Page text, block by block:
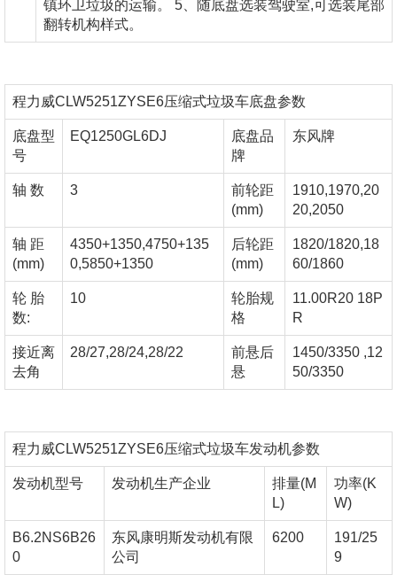
镇环卫垃圾的运输。 5、随底盘选装驾驶室,可选装尾部
翻转机构样式。
程力威CLW5251ZYSE6压缩式垃圾车底盘参数
底盘型
号
EQ1250GL6DJ
底盘品
牌
东风牌
轴 数 3
前轮距
(mm)
1910,1970,20
20,2050
轴 距
(mm)
4350+1350,4750+135
0,5850+1350
后轮距
(mm)
1820/1820,18
60/1860
轮 胎
数:
10
轮胎规
格
11.00R20 18P
R
接近离
去角
28/27,28/24,28/22
前悬后
悬
1450/3350 ,12
50/3350
程力威CLW5251ZYSE6压缩式垃圾车发动机参数
发动机型号 发动机生产企业
排量(M
L)
功率(K
W)
B6.2NS6B26
0
东风康明斯发动机有限
公司
6200
191/25
9